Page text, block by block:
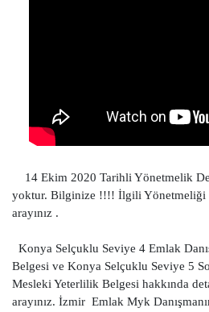
14 Ekim 2020 Tarihli Yönetmelik
yoktur. Bilginize !!!! İlgili Yönetmeliği
arayınız .
Konya Selçuklu Seviye 4 Emlak
Belgesi ve Konya Selçuklu Seviye 5
Mesleki Yeterlilik Belgesi hakkında
arayınız. İzmir Emlak Myk